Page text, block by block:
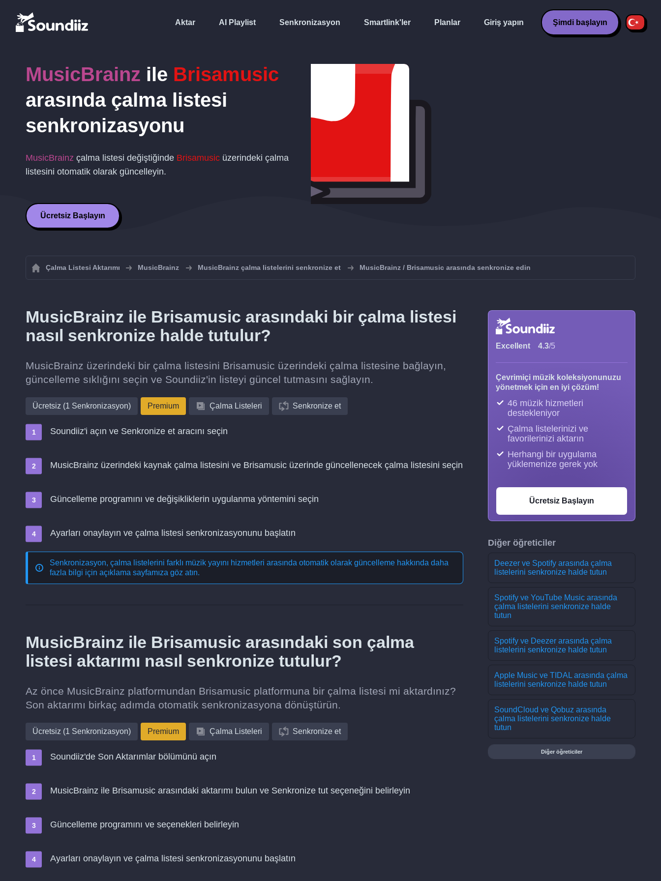
Aktar AI Playlist Senkronizasyon Smartlink'ler Planlar Giriş yapın Şimdi başlayın
MusicBrainz ile Brisamusic
arasında çalma listesi
senkronizasyonu
MusicBrainz çalma listesi değiştiğinde Brisamusic üzerindeki çalma
listesini otomatik olarak güncelleyin.
Ücretsiz Başlayın
Çalma Listesi Aktarımı MusicBrainz MusicBrainz çalma listelerini senkronize et MusicBrainz / Brisamusic arasında senkronize edin
MusicBrainz ile Brisamusic arasındaki bir çalma listesi
nasıl senkronize halde tutulur?
MusicBrainz üzerindeki bir çalma listesini Brisamusic üzerindeki çalma listesine bağlayın,
güncelleme sıklığını seçin ve Soundiiz'in listeyi güncel tutmasını sağlayın.
Ücretsiz (1 Senkronizasyon) Premium Çalma Listeleri Senkronize et
Soundiiz'i açın ve Senkronize et aracını seçin
MusicBrainz üzerindeki kaynak çalma listesini ve Brisamusic üzerinde güncellenecek çalma listesini seçin
Güncelleme programını ve değişikliklerin uygulanma yöntemini seçin
Ayarları onaylayın ve çalma listesi senkronizasyonunu başlatın
Senkronizasyon, çalma listelerini farklı müzik yayını hizmetleri arasında otomatik olarak güncelleme hakkında daha
fazla bilgi için açıklama sayfamıza göz atın.
MusicBrainz ile Brisamusic arasındaki son çalma
listesi aktarımı nasıl senkronize tutulur?
Az önce MusicBrainz platformundan Brisamusic platformuna bir çalma listesi mi aktardınız?
Son aktarımı birkaç adımda otomatik senkronizasyona dönüştürün.
Ücretsiz (1 Senkronizasyon) Premium Çalma Listeleri Senkronize et
Soundiiz'de Son Aktarımlar bölümünü açın
MusicBrainz ile Brisamusic arasındaki aktarımı bulun ve Senkronize tut seçeneğini belirleyin
Güncelleme programını ve seçenekleri belirleyin
Ayarları onaylayın ve çalma listesi senkronizasyonunu başlatın
Excellent 4.3/5
Çevrimiçi müzik koleksiyonunuzu
yönetmek için en iyi çözüm!
46 müzik hizmetleri
destekleniyor
Çalma listelerinizi ve
favorilerinizi aktarın
Herhangi bir uygulama
yüklemenize gerek yok
Ücretsiz Başlayın
Diğer öğreticiler
Deezer ve Spotify arasında çalma
listelerini senkronize halde tutun
Spotify ve YouTube Music arasında
çalma listelerini senkronize halde
tutun
Spotify ve Deezer arasında çalma
listelerini senkronize halde tutun
Apple Music ve TIDAL arasında çalma
listelerini senkronize halde tutun
SoundCloud ve Qobuz arasında
çalma listelerini senkronize halde
tutun
Diğer öğreticiler